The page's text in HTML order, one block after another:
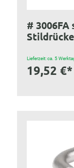
# 3006FA
Lieferzeit: ca. 5
19,52 €*